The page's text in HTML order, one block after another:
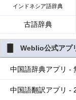
インドネシア語辞典
古語辞典
Weblio公式アプ
中国語辞典アプリ -
中国語翻訳アプリ -